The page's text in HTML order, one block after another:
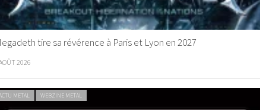
tire sa révérence à Paris et Lyon en 2027
2026
METAL WEBZINE METAL